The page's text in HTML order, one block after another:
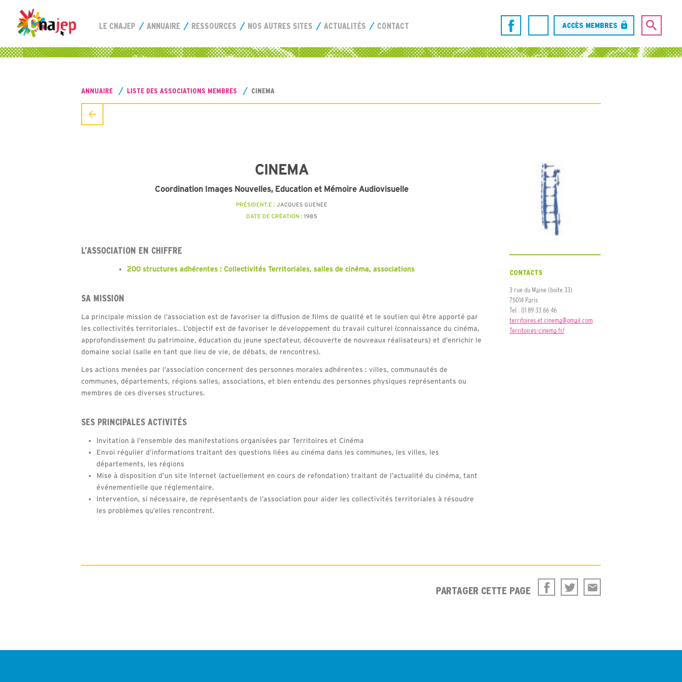
LE CNAJEP ANNUAIRE RESSOURCES NOS AUTRES SITES ACTUALITÉS CONTACT ACCÈS MEMBRES
ANNUAIRE LISTE DES ASSOCIATIONS MEMBRES CINEMA
CINEMA
Coordination Images Nouvelles, Education et Mémoire Audiovisuelle
PRÉSIDENT.E : JACQUES GUENEE
DATE DE CRÉATION : 1985
L’ASSOCIATION EN CHIFFRE
200 structures adhérentes : Collectivités Territoriales, salles de cinéma, associations
SA MISSION
La principale mission de l’association est de favoriser la diffusion de films de qualité et le soutien qui être apporté par
les collectivités territoriales.. L’objectif est de favoriser le développement du travail culturel (connaissance du cinéma,
approfondissement du patrimoine, éducation du jeune spectateur, découverte de nouveaux réalisateurs) et d’enrichir le
domaine social (salle en tant que lieu de vie, de débats, de rencontres).
Les actions menées par l’association concernent des personnes morales adhérentes : villes, communautés de
communes, départements, régions salles, associations, et bien entendu des personnes physiques représentants ou
membres de ces diverses structures.
SES PRINCIPALES ACTIVITÉS
Invitation à l’ensemble des manifestations organisées par Territoires et Cinéma
Envoi régulier d’informations traitant des questions liées au cinéma dans les communes, les villes, les
départements, les régions
Mise à disposition d’un site Internet (actuellement en cours de refondation) traitant de l’actualité du cinéma, tant
événementielle que réglementaire.
Intervention, si nécessaire, de représentants de l’association pour aider les collectivités territoriales à résoudre
les problèmes qu’elles rencontrent.
CONTACTS
3 rue du Maine (boite 33)
75014 Paris
Tel : 01 89 33 66 46
territoires.et.cinema@gmail.com
Territoires-cinema.fr/
PARTAGER CETTE PAGE